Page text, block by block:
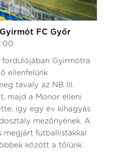
FC Győr
fordulójában Gyirmótra
ellenfelünk
tavaly az NB III.
majd a Monor elleni
így egy év kihagyás
mezőnyének. A
megjárt futballistákkal
között a tőlünk